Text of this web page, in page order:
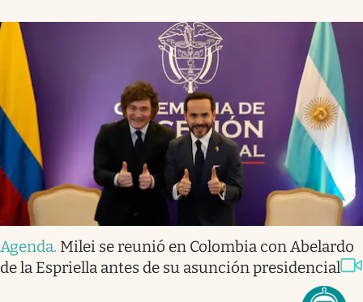
Agenda. Milei se reunió en Colombia con Abelardo
de la Espriella antes de su asunción presidencial